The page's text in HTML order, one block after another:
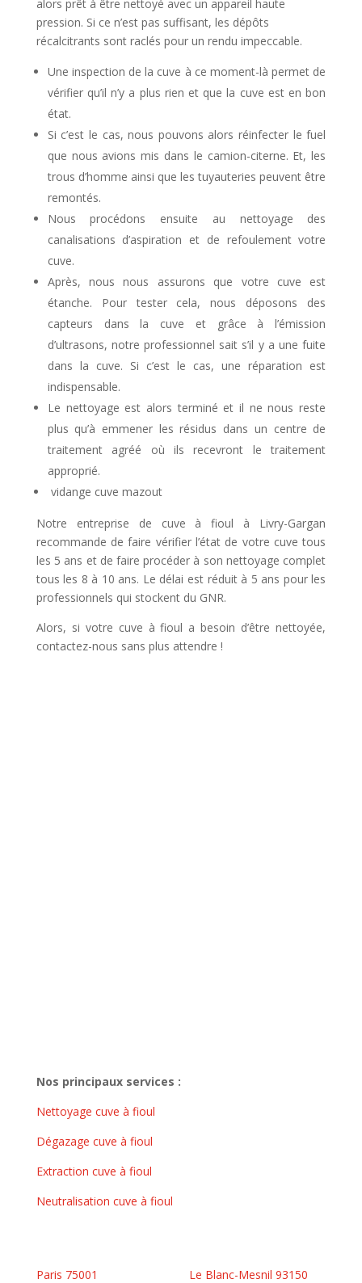
alors prêt à être nettoyé avec un appareil haute
pression. Si ce n’est pas suffisant, les dépôts
récalcitrants sont raclés pour un rendu impeccable.
Une inspection de la cuve à ce moment-là permet de
vérifier qu’il n’y a plus rien et que la cuve est en bon
état.
Si c’est le cas, nous pouvons alors réinfecter le fuel
que nous avions mis dans le camion-citerne. Et, les
trous d’homme ainsi que les tuyauteries peuvent être
remontés.
Nous procédons ensuite au nettoyage des
canalisations d’aspiration et de refoulement votre
cuve.
Après, nous nous assurons que votre cuve est
étanche. Pour tester cela, nous déposons des
capteurs dans la cuve et grâce à l’émission
d’ultrasons, notre professionnel sait s’il y a une fuite
dans la cuve. Si c’est le cas, une réparation est
indispensable.
Le nettoyage est alors terminé et il ne nous reste
plus qu’à emmener les résidus dans un centre de
traitement agréé où ils recevront le traitement
approprié.
vidange cuve mazout
Notre entreprise de cuve à fioul à Livry-Gargan
recommande de faire vérifier l’état de votre cuve tous
les 5 ans et de faire procéder à son nettoyage complet
tous les 8 à 10 ans. Le délai est réduit à 5 ans pour les
professionnels qui stockent du GNR.
Alors, si votre cuve à fioul a besoin d’être nettoyée,
contactez-nous sans plus attendre !
Nos principaux services :
Nettoyage cuve à fioul
Dégazage cuve à fioul
Extraction cuve à fioul
Neutralisation cuve à fioul
Paris 75001
Le Blanc-Mesnil 93150